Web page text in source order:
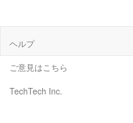
ヘルプ
ご意見はこちら
TechTech Inc.